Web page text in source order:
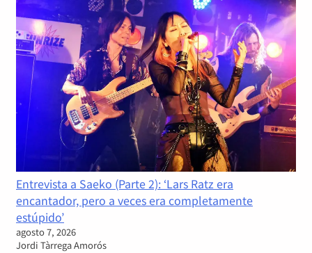
Entrevista a Saeko (Parte 2): ‘Lars Ratz era
encantador, pero a veces era completamente
estúpido’
agosto 7, 2026
Jordi Tàrrega Amorós